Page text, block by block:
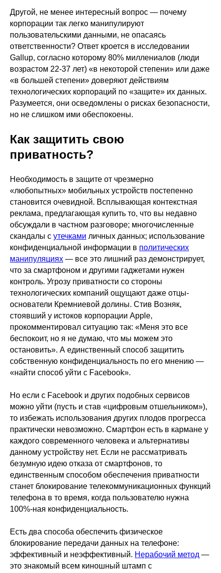
Другой, не менее интересный вопрос — почему
корпорации так легко манипулируют
пользовательскими данными, не опасаясь
ответственности? Ответ кроется в исследовании
Gallup, согласно которому 80% миллениалов (люди
возрастом 22-37 лет) «в некоторой степени» или даже
«в большей степени» доверяют действиям
технологических корпораций по «защите» их данных.
Разумеется, они осведомлены о рисках безопасности,
но не слишком ими обеспокоены.
Как защитить свою
приватность?
Необходимость в защите от чрезмерно
«любопытных» мобильных устройств постепенно
становится очевидной. Всплывающая контекстная
реклама, предлагающая купить то, что вы недавно
обсуждали в частном разговоре; многочисленные
скандалы с утечками личных данных; использование
конфиденциальной информации в политических
манипуляциях — все это лишний раз демонстрирует,
что за смартфоном и другими гаджетами нужен
контроль. Угрозу приватности со стороны
технологических компаний ощущают даже отцы-
основатели Кремниевой долины. Стив Возняк,
стоявший у истоков корпорации Apple,
прокомментировал ситуацию так: «Меня это все
беспокоит, но я не думаю, что мы можем это
остановить». А единственный способ защитить
собственную конфиденциальность по его мнению —
«найти способ уйти с Facebook».
Но если с Facebook и других подобных сервисов
можно уйти (пусть и став «цифровым отшельником»),
то избежать использования других плодов прогресса
практически невозможно. Смартфон есть в кармане у
каждого современного человека и альтернативы
данному устройству нет. Если не рассматривать
безумную идею отказа от смартфонов, то
единственным способом обеспечения приватности
станет блокирование телекоммуникационных функций
телефона в то время, когда пользователю нужна
100%-ная конфиденциальность.
Есть два способа обеспечить физическое
блокирование передачи данных на телефоне:
эффективный и неэффективный. Нерабочий метод —
это знакомый всем киношный штамп с